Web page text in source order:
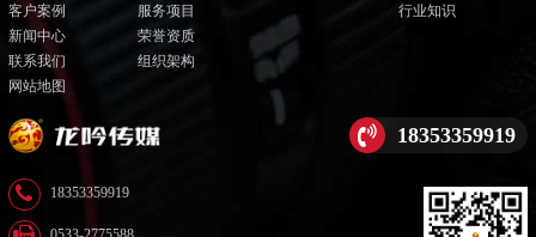
客户案例
新闻中心
联系我们
网站地图
服务项目
荣誉资质
组织架构
行业知识
18353359919
18353359919